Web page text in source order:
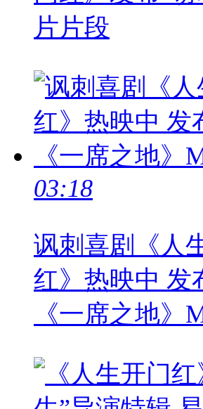
片片段
03:18
讽刺喜剧《人
红》热映中 发
《一席之地》